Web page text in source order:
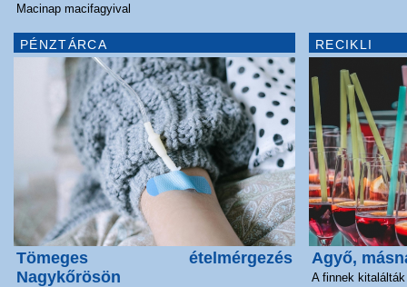
Macinap macifagyival
PÉNZTÁRCA
Tömeges ételmérgezés
Nagykőrösön
RECIKLI
Agyő,
A finnek kitalálták